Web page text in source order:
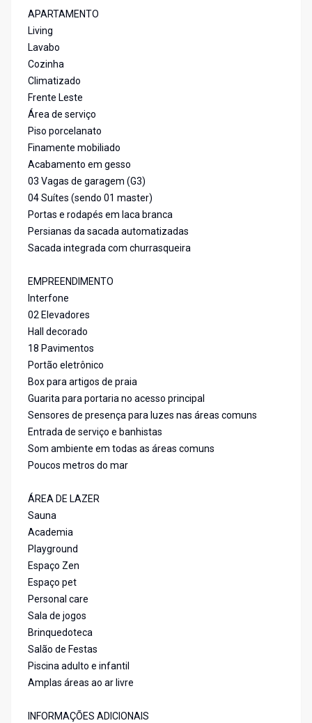
APARTAMENTO
Living
Lavabo
Cozinha
Climatizado
Frente Leste
Área de serviço
Piso porcelanato
Finamente mobiliado
Acabamento em gesso
03 Vagas de garagem (G3)
04 Suítes (sendo 01 master)
Portas e rodapés em laca branca
Persianas da sacada automatizadas
Sacada integrada com churrasqueira
EMPREENDIMENTO
Interfone
02 Elevadores
Hall decorado
18 Pavimentos
Portão eletrônico
Box para artigos de praia
Guarita para portaria no acesso principal
Sensores de presença para luzes nas áreas comuns
Entrada de serviço e banhistas
Som ambiente em todas as áreas comuns
Poucos metros do mar
ÁREA DE LAZER
Sauna
Academia
Playground
Espaço Zen
Espaço pet
Personal care
Sala de jogos
Brinquedoteca
Salão de Festas
Piscina adulto e infantil
Amplas áreas ao ar livre
INFORMAÇÕES ADICIONAIS